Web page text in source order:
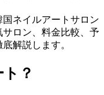
ネイルアートサロン
ロン、料金比較、予
解説します。
？